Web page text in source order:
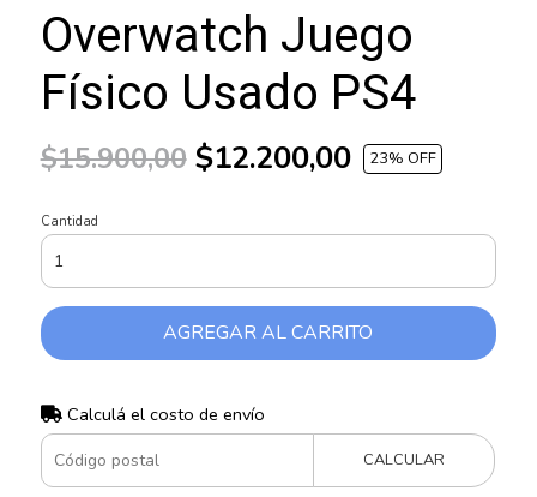
Overwatch Juego
Físico Usado PS4
$15.900,00$12.200,00 23% OFF
Cantidad
AGREGAR AL CARRITO
Calculá el costo de envío
CALCULAR